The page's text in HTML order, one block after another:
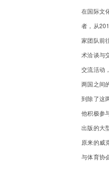
在国际文
者，从
家团队前
术洽谈与
交流活动
两国之间
到除了这
他积极参
出版的大
原来的威
与体育协